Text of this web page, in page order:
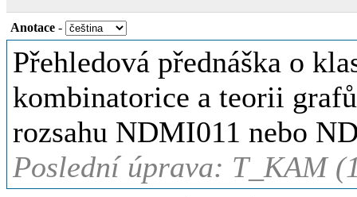
Anotace -
Přehledová přednáška o
kombinatorice a teorii
rozsahu NDMI011 nebo
Poslední úprava: T_KAM